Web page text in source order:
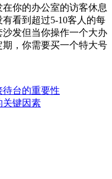
你的办公室的访客休息
看到超过5-10客人的每
发但当你操作一个大办
，你需要买一个特大号
台的重要性
关键因素